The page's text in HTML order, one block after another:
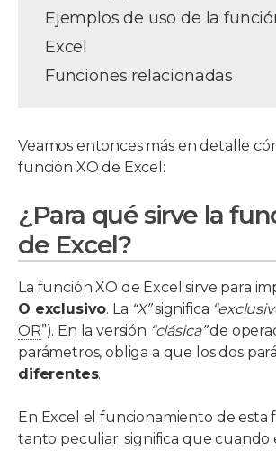
Ejemplos de uso de la
Excel
Funciones relacionadas
Veamos entonces más en detalle
función XO de Excel:
¿Para qué sirve la
de Excel?
La función XO de Excel sirve para
O exclusivo. La “X”significa
OR”). En la versión “clásica”de
parámetros, obliga a que los dos
diferentes.
En Excel el funcionamiento de esta
tanto peculiar: significa que cuando